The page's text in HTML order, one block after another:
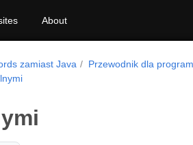
About
zamiast Java
Przewodnik dla